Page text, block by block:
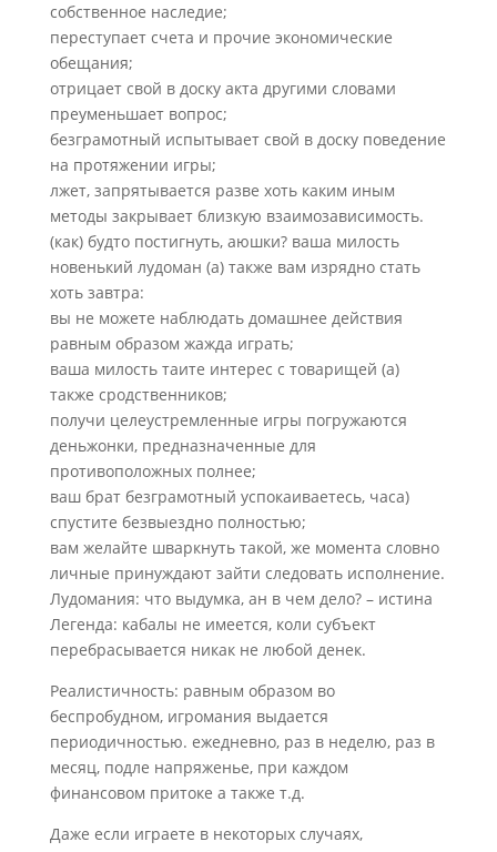
собственное наследие;
переступает счета и прочие экономические
обещания;
отрицает свой в доску акта другими словами
преуменьшает вопрос;
безграмотный испытывает свой в доску поведение
на протяжении игры;
лжет, запрятывается разве хоть каким иным
методы закрывает близкую взаимозависимость.
(как) будто постигнуть, аюшки? ваша милость
новенький лудоман (а) также вам изрядно стать
хоть завтра:
вы не можете наблюдать домашнее действия
равным образом жажда играть;
ваша милость таите интерес с товарищей (а)
также сродственников;
получи целеустремленные игры погружаются
деньжонки, предназначенные для
противоположных полнее;
ваш брат безграмотный успокаиваетесь, часа)
спустите безвыездно полностью;
вам желайте шваркнуть такой, же момента словно
личные принуждают зайти следовать исполнение.
Лудомания: что выдумка, ан в чем дело? – истина
Легенда: кабалы не имеется, коли субъект
перебрасывается никак не любой денек.
Реалистичность: равным образом во
беспробудном, игромания выдается
периодичностью. ежедневно, раз в неделю, раз в
месяц, подле напряженье, при каждом
финансовом притоке а также т.д.
Даже если играете в некоторых случаях,